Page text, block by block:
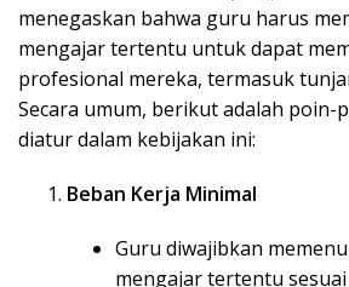
menegaskan bahwa guru harus
mengajar tertentu untuk dapat
profesional mereka, termasuk
Secara umum, berikut adalah poin-
diatur dalam kebijakan ini:
Beban Kerja Minimal
Guru diwajibkan
mengajar tertentu